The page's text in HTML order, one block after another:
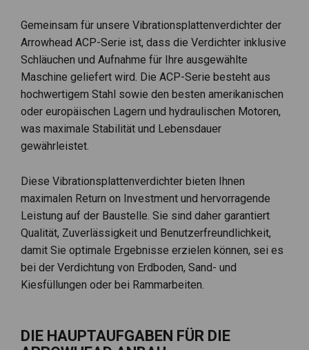
Gemeinsam für unsere Vibrationsplattenverdichter der
Arrowhead ACP-Serie ist, dass die Verdichter inklusive
Schläuchen und Aufnahme für Ihre ausgewählte
Maschine geliefert wird. Die ACP-Serie besteht aus
hochwertigem Stahl sowie den besten amerikanischen
oder europäischen Lagern und hydraulischen Motoren,
was maximale Stabilität und Lebensdauer
gewährleistet.
Diese Vibrationsplattenverdichter bieten Ihnen
maximalen Return on Investment und hervorragende
Leistung auf der Baustelle. Sie sind daher garantiert
Qualität, Zuverlässigkeit und Benutzerfreundlichkeit,
damit Sie optimale Ergebnisse erzielen können, sei es
bei der Verdichtung von Erdboden, Sand- und
Kiesfüllungen oder bei Rammarbeiten.
DIE HAUPTAUFGABEN FÜR DIE